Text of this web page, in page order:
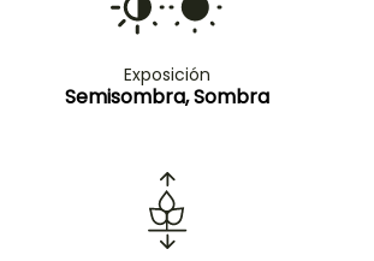
Exposición
Semisombra, Sombra